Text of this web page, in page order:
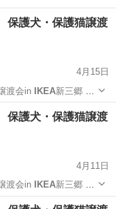
護犬・保護猫譲渡
4月15日
渡会in IKEA新三郷 今
新三鄉エントラン… _ _)m #IKEA新三郷＃保
護犬・保護猫譲渡
4月11日
渡会in IKEA新三郷 今
新三鄉エントラン… _ _)m #IKEA新三郷＃保